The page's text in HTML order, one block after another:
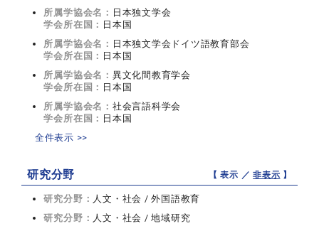
所属学協会名： 日本独文学会
学会所在国： 日本国
所属学協会名： 日本独文学会ドイツ語教育部会
学会所在国： 日本国
所属学協会名： 異文化間教育学会
学会所在国： 日本国
所属学協会名： 社会言語科学会
学会所在国： 日本国
全件表示 >>
研究分野 【 表示 ／非表示 】
研究分野： 人文・社会 / 外国語教育
研究分野： 人文・社会 / 地域研究